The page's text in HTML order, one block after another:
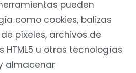
pueden
como cookies, balizas
píxeles, archivos de
HTML5 u otras tecnologías
almacenar